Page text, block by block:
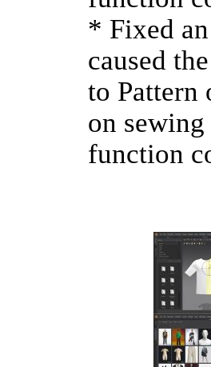
* Fixed
caused
to Pattern
on
function